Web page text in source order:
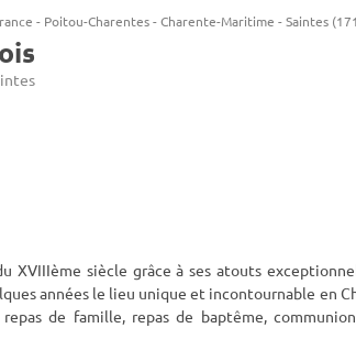
- Poitou-Charentes-Charente-Maritime -Saintes
XVIIIème siècle grâce à ses atouts
années le lieu unique et incontournable en
de famille, repas de baptême,